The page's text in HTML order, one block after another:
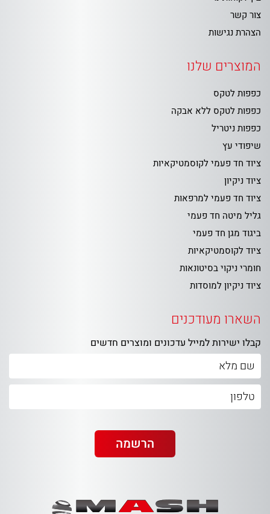
צור קשר
הצהרת נגישות
המוצרים שלנו
כפפות לטקס
כפפות לטקס ללא אבקה
כפפות ניטריל
שיפודי עץ
ציוד חד פעמי לקוסמטיקאיות
ציוד ניקיון
ציוד חד פעמי למרפאות
גליל מיטה חד פעמי
ביגוד מגן חד פעמי
ציוד לקוסמטיקאיות
חומרי ניקוי בסיטונאות
ציוד ניקיון למוסדות
השארו מעודכנים
קבלו ישירות למייל עדכונים ומוצרים חדשים